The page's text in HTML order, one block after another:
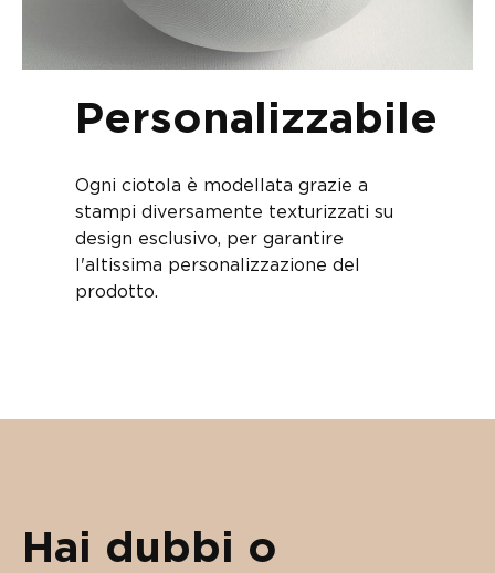
Personalizzabile
Ogni ciotola è modellata grazie a
stampi diversamente texturizzati su
design esclusivo, per garantire
l'altissima personalizzazione del
prodotto.
Hai dubbi o